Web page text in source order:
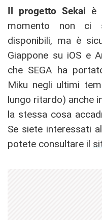
Il progetto Sekai è
momento non ci
disponibili, ma è
Giappone su iOS e
che SEGA ha
Miku negli ultimi
lungo ritardo) anche
la stessa cosa
Se siete interessati
potete consultare il